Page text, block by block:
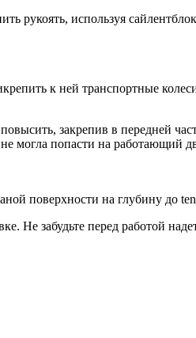
рукоять, используя
к ней транспортные
закрепив в передней
могла попасти на работающий
поверхности на глубину до
Не забудьте перед работой